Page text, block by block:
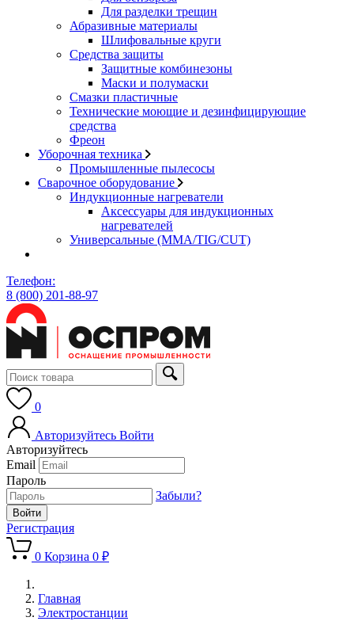
Для разделки трещин
Абразивные материалы
Шлифовальные круги
Средства защиты
Защитные комбинезоны
Маски и полумаски
Смазки пластичные
Технические моющие и дезинфицирующие
средства
Фреон
Уборочная техника
Промышленные пылесосы
Сварочное оборудование
Индукционные нагреватели
Аксессуары для индукционных
нагревателей
Универсальные (MMA/TIG/CUT)
Телефон:
8 (800) 201-88-97
0
Авторизуйтесь Войти
Авторизуйтесь
Email
Пароль
Забыли?
Регистрация
0 Корзина 0 ₽
Главная
Электростанции